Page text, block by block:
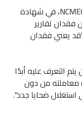
وقالت ميشيل ديلاون، الرئيسة التنفيذية لـNCMEC، في شهادة
تقارير
"قد يعني فقدان
التعرف عليه أبدًا
معاملته من دون
استغلال ضحايا جدد".